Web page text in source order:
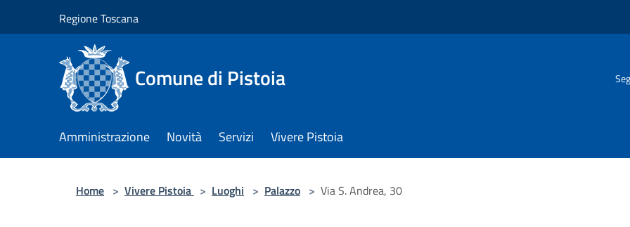
Regione Toscana
Comune di Pistoia
Amministrazione Novità Servizi Vivere Pistoia
Home > Vivere Pistoia > Luoghi > Palazzo > Via S. Andrea, 30